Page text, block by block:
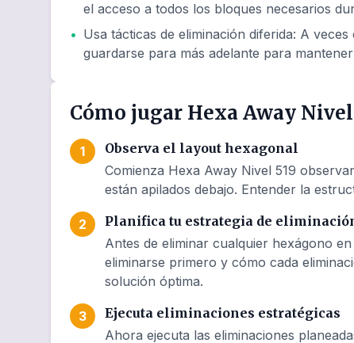
el acceso a todos los bloques necesarios
• Usa tácticas de eliminación diferida: A veces
guardarse para más adelante para
Cómo jugar Hexa Away Nivel
1
Observa el layout hexagonal
Comienza Hexa Away Nivel 519
están apilados debajo. Entender la
2
Planifica tu estrategia de
Antes de eliminar cualquier hexágono
eliminarse primero y cómo cada
solución óptima.
3
Ejecuta eliminaciones estratégicas
Ahora ejecuta las eliminaciones